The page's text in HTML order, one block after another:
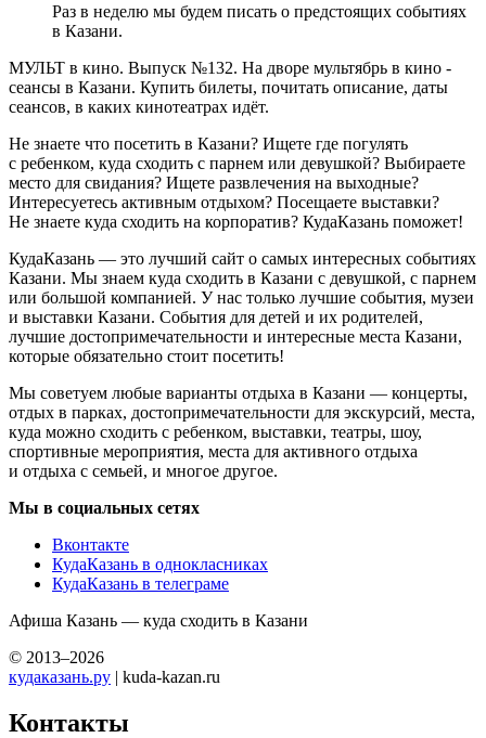
Раз в неделю мы будем писать о предстоящих событиях
в Казани.
МУЛЬТ в кино. Выпуск №132. На дворе мультябрь в кино -
сеансы в Казани. Купить билеты, почитать описание, даты
сеансов, в каких кинотеатрах идёт.
Не знаете что посетить в Казани? Ищете где погулять
с ребенком, куда сходить с парнем или девушкой? Выбираете
место для свидания? Ищете развлечения на выходные?
Интересуетесь активным отдыхом? Посещаете выставки?
Не знаете куда сходить на корпоратив? КудаКазань поможет!
КудаКазань — это лучший сайт о самых интересных событиях
Казани. Мы знаем куда сходить в Казани с девушкой, с парнем
или большой компанией. У нас только лучшие события, музеи
и выставки Казани. События для детей и их родителей,
лучшие достопримечательности и интересные места Казани,
которые обязательно стоит посетить!
Мы советуем любые варианты отдыха в Казани — концерты,
отдых в парках, достопримечательности для экскурсий, места,
куда можно сходить с ребенком, выставки, театры, шоу,
спортивные мероприятия, места для активного отдыха
и отдыха с семьей, и многое другое.
Мы в социальных сетях
Вконтакте
КудаКазань в однокласниках
КудаКазань в телеграме
Афиша Казань — куда сходить в Казани
© 2013–2026
кудаказань.ру | kuda-kazan.ru
Контакты